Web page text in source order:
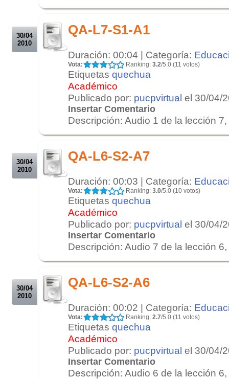
30/04
2010
QA-L7-S1-A1
Duración: 00:04 | Categoría:
Vota: Ranking: 3.2/5.0 (11 votos)
Etiquetas quechua
Académico
Publicado por: pucpvirtual el 30/04/
Insertar Comentario
Descripción: Audio 1 de la lección
30/04
2010
QA-L6-S2-A7
Duración: 00:03 | Categoría:
Vota: Ranking: 3.0/5.0 (10 votos)
Etiquetas quechua
Académico
Publicado por: pucpvirtual el 30/04/
Insertar Comentario
Descripción: Audio 7 de la lección
30/04
2010
QA-L6-S2-A6
Duración: 00:02 | Categoría:
Vota: Ranking: 2.7/5.0 (11 votos)
Etiquetas quechua
Académico
Publicado por: pucpvirtual el 30/04/
Insertar Comentario
Descripción: Audio 6 de la lección